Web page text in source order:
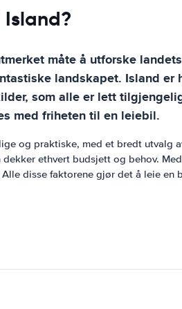
Island?
måte å utforske
landskapet. Island
som alle er lett
med friheten til en leiebil.
og praktiske, med et bredt utvalg
ethvert budsjett og behov.
disse faktorene gjør det å leie